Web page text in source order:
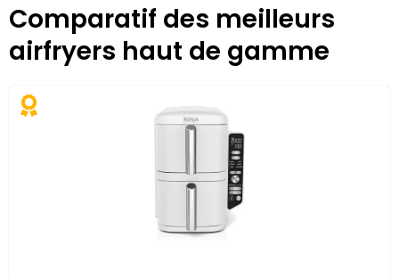
Comparatif des meilleurs
airfryers haut de gamme